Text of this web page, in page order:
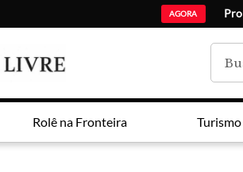
AGORA
Rolê na Fronteira Turismo